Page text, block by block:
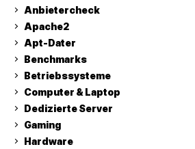
Anbietercheck
Apache2
Apt-Dater
Benchmarks
Betriebssysteme
Computer & Laptop
Dedizierte Server
Gaming
Hardware